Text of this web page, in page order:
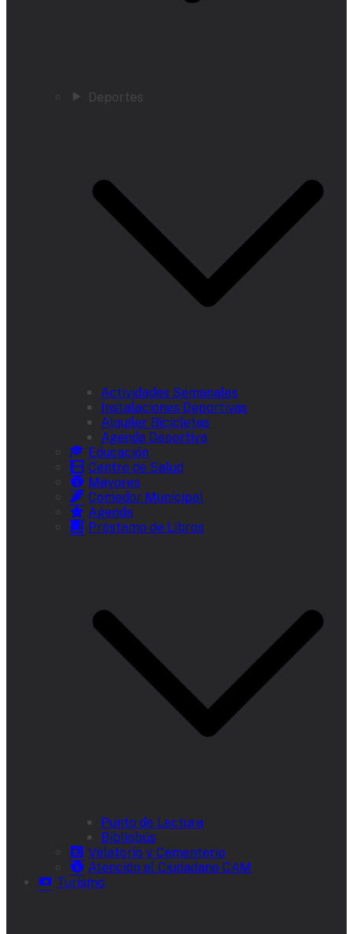
Deportes
Actividades Semanales
Instalaciones Deportivas
Alquiler Bicicletas
Agenda Deportiva
Educación
Centro de Salud
Mayores
Comedor Municipal
Agenda
Préstamo de Libros
Punto de Lectura
Bibliobús
Velatorio y Cementerio
Atención al Ciudadano CAM
Turismo